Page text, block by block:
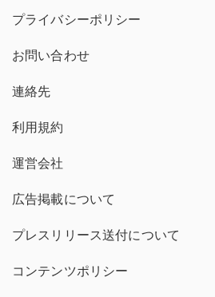
プライバシーポリシー
お問い合わせ
連絡先
利用規約
運営会社
広告掲載について
プレスリリース送付について
コンテンツポリシー